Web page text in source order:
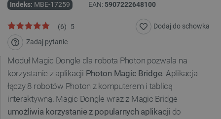
Indeks: MBE-17259 EAN: 5907222648100
5
(6)
Zadaj pytanie
Dodaj do schowka
Moduł Magic Dongle dla robota Photon pozwala na
korzystanie z aplikacji Photon Magic Bridge. Aplikacja
łączy 8 robotów Photon z komputerem i tablicą
interaktywną. Magic Dongle wraz z Magic Bridge
umożliwia korzystanie z popularnych aplikacji do